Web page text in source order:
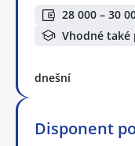
28 000 – 30
Vhodné také
dnešní
Disponent